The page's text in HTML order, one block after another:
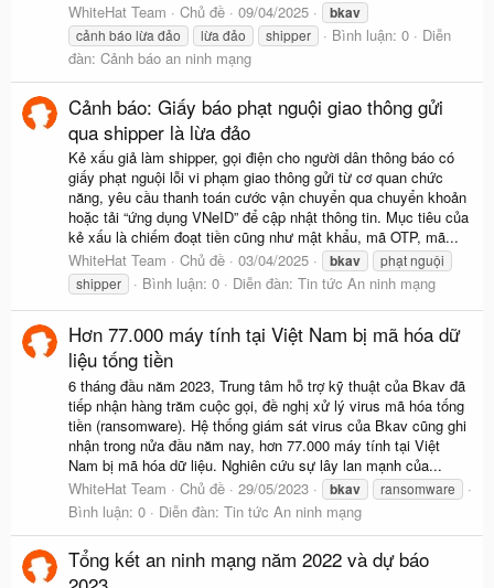
WhiteHat Team
Chủ đề 09/04/2025 bkav
cảnh báo lừa đảo lừa đảo shipper Bình luận: 0
Diễn
đàn: Cảnh báo an ninh mạng
Cảnh báo: Giấy báo phạt nguội giao thông gửi
qua shipper là lừa đảo
Kẻ xấu giả làm shipper, gọi điện cho người dân thông báo có
giấy phạt nguội lỗi vi phạm giao thông gửi từ cơ quan chức
năng, yêu cầu thanh toán cước vận chuyển qua chuyển khoản
hoặc tải “ứng dụng VNeID” để cập nhật thông tin. Mục tiêu của
kẻ xấu là chiếm đoạt tiền cũng như mật khẩu, mã OTP, mã...
WhiteHat Team
Chủ đề 03/04/2025 bkav
phạt nguội
shipper
Bình luận: 0 Diễn đàn: Tin tức An ninh mạng
Hơn 77.000 máy tính tại Việt Nam bị mã hóa dữ
liệu tống tiền
6 tháng đầu năm 2023, Trung tâm hỗ trợ kỹ thuật của Bkav đã
tiếp nhận hàng trăm cuộc gọi, đề nghị xử lý virus mã hóa tống
tiền (ransomware). Hệ thống giám sát virus của Bkav cũng ghi
nhận trong nửa đầu năm nay, hơn 77.000 máy tính tại Việt
Nam bị mã hóa dữ liệu. Nghiên cứu sự lây lan mạnh của...
WhiteHat Team
Chủ đề 29/05/2023 bkav ransomware
Bình luận: 0 Diễn đàn: Tin tức An ninh mạng
Tổng kết an ninh mạng năm 2022 và dự báo